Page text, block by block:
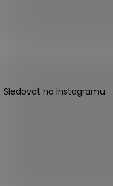
Sledovat na Instagramu